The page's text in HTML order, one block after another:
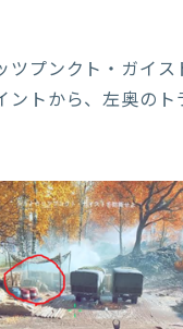
ツプンクト・ガイス
ントから、左奥のト